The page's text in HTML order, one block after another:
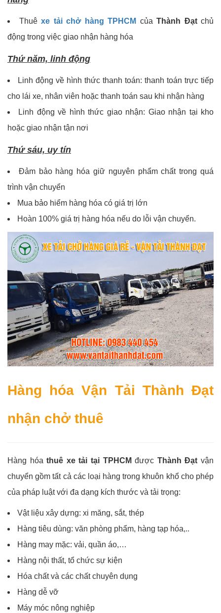
Thuê xe tải chở hàng TPHCM của Thành Đạt chủ
động trong việc giao nhận hàng hóa
Thứ năm, linh động
Linh động về hình thức thanh toán: thanh toán trực tiếp
cho lái xe, nhân viên hoặc thanh toán sau khi nhận hàng
Linh động về hình thức giao nhận: Giao nhận tại kho
hoặc giao nhận tận nơi
Thứ sáu, uy tín
Đảm bảo hàng hóa giữ nguyên phẩm chất trong quá
trình vận chuyển
Mua bảo hiểm hàng hóa có giá trị lớn
Hoàn 100% giá trị hàng hóa nếu do lỗi vận chuyển.
Hàng hóa Vận Tải Thành Đạt
nhận chở thuê
Hàng hóathuê xe tải tại TPHCM được Thành Đạtvận
chuyển gồm tất cả các loại hàng trong khuôn khổ cho phép
của pháp luật với đa dạng kích thước và tải trọng:
Vật liệu xây dựng: xi măng, sắt, thép
Hàng tiêu dùng: văn phòng phẩm, hàng tạp hóa,..
Hàng may mặc: vải, quần áo,…
Hàng nội thất, tổ chức sự kiện
Hóa chất và các chất chuyên dụng
Hàng dễ vỡ
Máy móc nông nghiệp